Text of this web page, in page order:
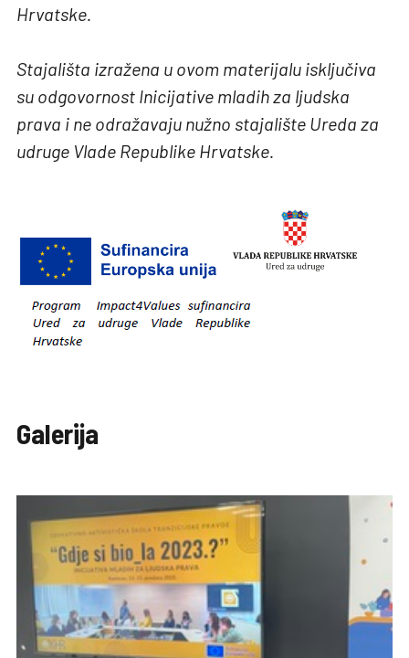
Hrvatske.
Stajališta izražena u ovom materijalu isključiva
su odgovornost Inicijative mladih za ljudska
prava i ne odražavaju nužno stajalište Ureda za
udruge Vlade Republike Hrvatske.
Galerija